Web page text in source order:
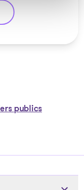
publics